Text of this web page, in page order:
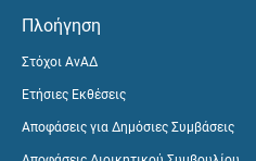
Πλοήγηση
Στόχοι ΑνΑΔ
Ετήσιες Εκθέσεις
Αποφάσεις για Δημόσιες Συμβάσεις